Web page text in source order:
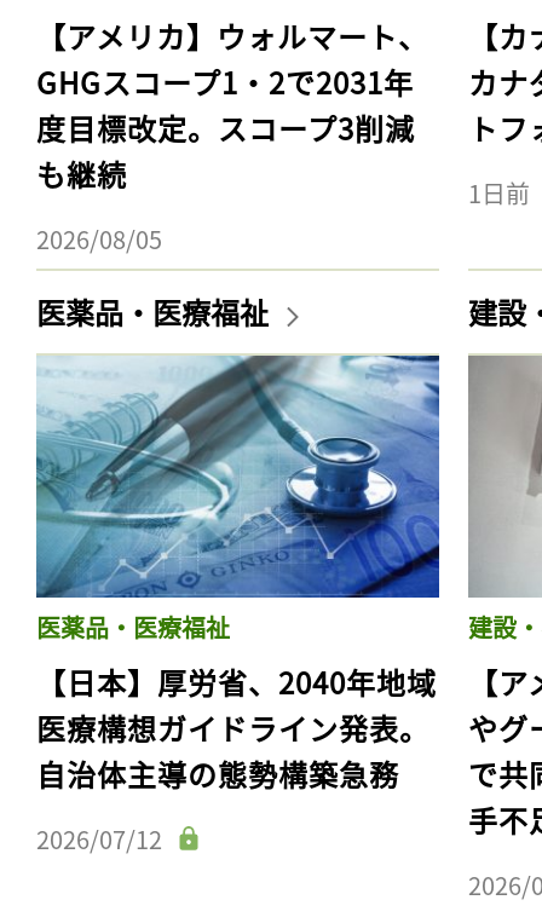
【アメリカ】ウォルマート、
GHGスコープ1・2で2031年
度目標改定。スコープ3削減
も継続
2026/08/05
【
カナ
ト
1日前
医薬品・医療福祉
医薬品・医療福祉
【日本】厚労省、2040年地域
医療構想ガイドライン発表。
自治体主導の態勢構築急務
2026/07/12
建設
建設
【
やグ
で共
手不
2026/